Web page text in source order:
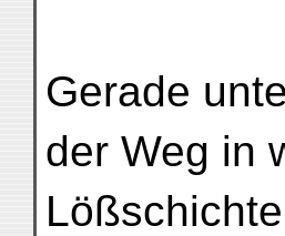
Gerade
der Weg in